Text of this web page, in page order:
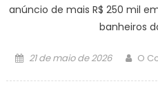
anúncio de mais R$ 250 mil
banheiros
Posted
21 de maio de 2026 O